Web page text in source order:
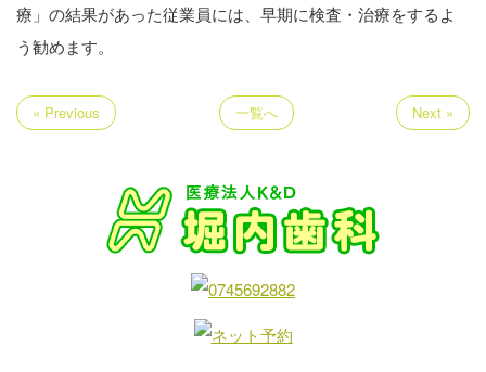
療」の結果があった従業員には、早期に検査・治療をするよ
う勧めます。
« Previous 一覧へ Next »